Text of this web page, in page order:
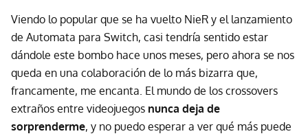
Viendo lo popular que se ha vuelto NieR y el lanzamiento
de Automata para Switch, casi tendría sentido estar
dándole este bombo hace unos meses, pero ahora se nos
queda en una colaboración de lo más bizarra que,
francamente, me encanta. El mundo de los crossovers
extraños entre videojuegos nunca deja de
sorprenderme, y no puedo esperar a ver qué más puede